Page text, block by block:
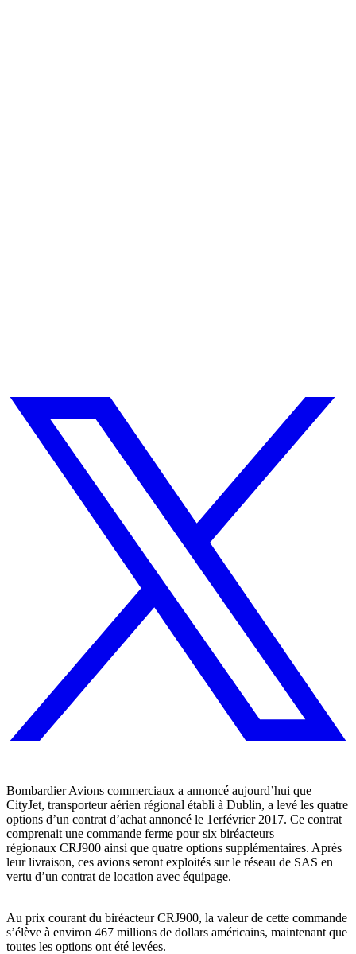
Bombardier Avions commerciaux a annoncé aujourd’hui que
CityJet, transporteur aérien régional établi à Dublin, a levé les quatre
options d’un contrat d’achat annoncé le 1erfévrier 2017. Ce contrat
comprenait une commande ferme pour six biréacteurs
régionaux CRJ900 ainsi que quatre options supplémentaires. Après
leur livraison, ces avions seront exploités sur le réseau de SAS en
vertu d’un contrat de location avec équipage.
Au prix courant du biréacteur CRJ900, la valeur de cette commande
s’élève à environ 467 millions de dollars américains, maintenant que
toutes les options ont été levées.